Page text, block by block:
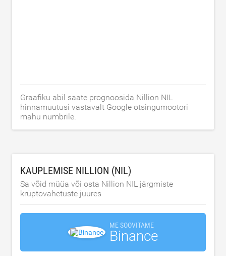
Graafiku abil saate prognoosida Nillion NIL
hinnamuutusi vastavalt Google otsingumootori
mahu numbrile.
KAUPLEMISE NILLION (NIL)
Sa võid müüa või osta Nillion NIL järgmiste
krüptovahetuste juures
ME SOOVITAME
Binance